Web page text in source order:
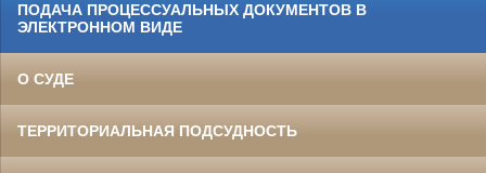
ПОДАЧА ПРОЦЕССУАЛЬНЫХ ДОКУМЕНТОВ В
ЭЛЕКТРОННОМ ВИДЕ
О СУДЕ
ТЕРРИТОРИАЛЬНАЯ ПОДСУДНОСТЬ